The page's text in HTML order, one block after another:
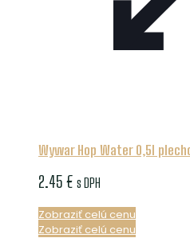
Wywar Hop Water 0,5l
2.45 € s DPH
Zobraziť celú cenu
Zobraziť celú cenu